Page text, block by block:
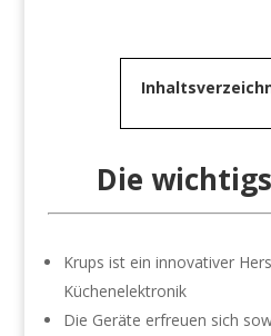
Die
Krups ist ein innovativer
Küchenelektronik
Die Geräte erfreuen sich